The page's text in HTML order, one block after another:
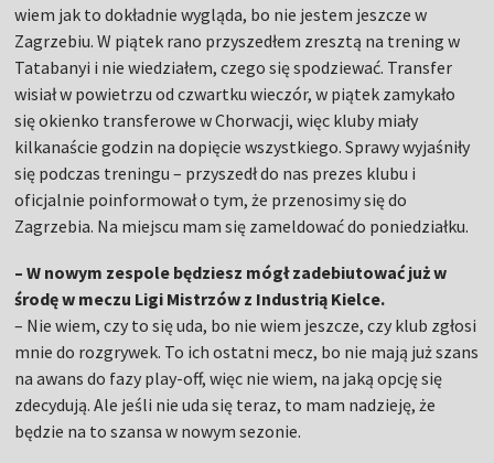
wiem jak to dokładnie wygląda, bo nie jestem jeszcze w
Zagrzebiu. W piątek rano przyszedłem zresztą na trening w
Tatabanyi i nie wiedziałem, czego się spodziewać. Transfer
wisiał w powietrzu od czwartku wieczór, w piątek zamykało
się okienko transferowe w Chorwacji, więc kluby miały
kilkanaście godzin na dopięcie wszystkiego. Sprawy wyjaśniły
się podczas treningu – przyszedł do nas prezes klubu i
oficjalnie poinformował o tym, że przenosimy się do
Zagrzebia. Na miejscu mam się zameldować do poniedziałku.
– W nowym zespole będziesz mógł zadebiutować już w
środę w meczu Ligi Mistrzów z Industrią Kielce.
– Nie wiem, czy to się uda, bo nie wiem jeszcze, czy klub zgłosi
mnie do rozgrywek. To ich ostatni mecz, bo nie mają już szans
na awans do fazy play-off, więc nie wiem, na jaką opcję się
zdecydują. Ale jeśli nie uda się teraz, to mam nadzieję, że
będzie na to szansa w nowym sezonie.